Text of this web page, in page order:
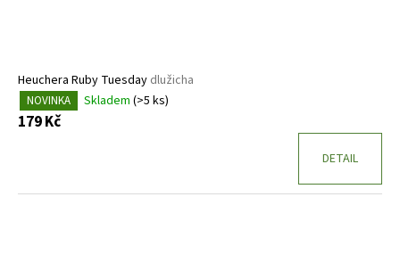
Heuchera Ruby Tuesday dlužicha
NOVINKA Skladem (>5 ks)
179 Kč
DETAIL